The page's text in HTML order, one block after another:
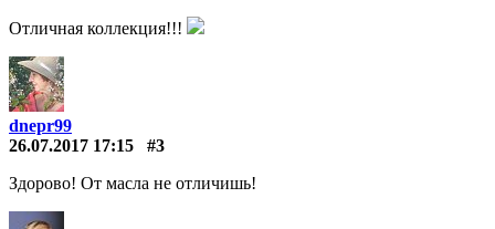
Отличная коллекция!!!
dnepr99
26.07.2017 17:15
#3
Здорово! От масла не отличишь!